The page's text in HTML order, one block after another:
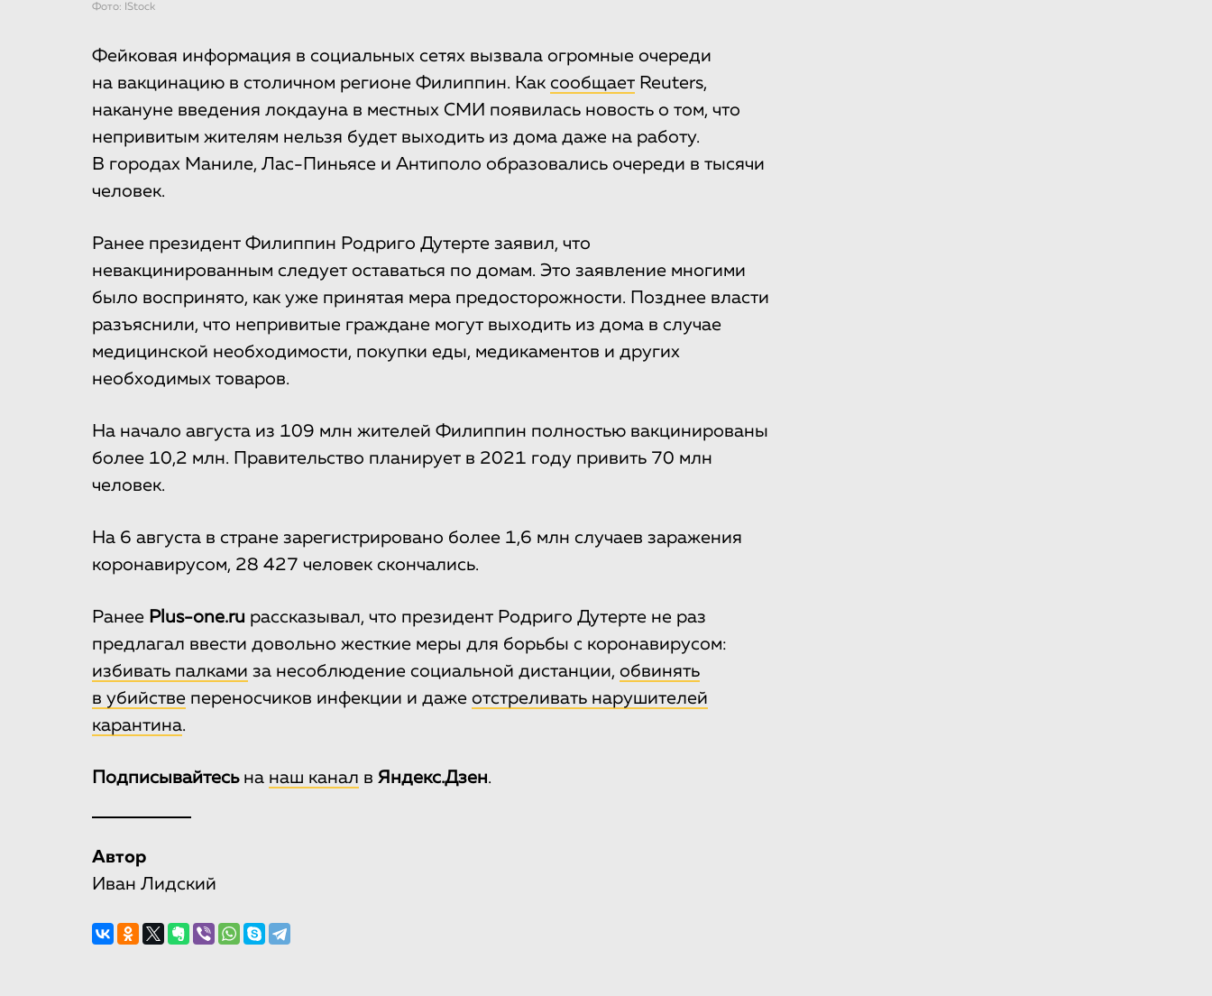
Фото: IStock
Фейковая информация в социальных сетях вызвала огромные очереди
на вакцинацию в столичном регионе Филиппин. Как сообщает Reuters,
накануне введения локдауна в местных СМИ появилась новость о том, что
непривитым жителям нельзя будет выходить из дома даже на работу.
В городах Маниле, Лас-Пиньясе и Антиполо образовались очереди в тысячи
человек.
Ранее президент Филиппин Родриго Дутерте заявил, что
невакцинированным следует оставаться по домам. Это заявление многими
было воспринято, как уже принятая мера предосторожности. Позднее власти
разъяснили, что непривитые граждане могут выходить из дома в случае
медицинской необходимости, покупки еды, медикаментов и других
необходимых товаров.
На начало августа из 109 млн жителей Филиппин полностью вакцинированы
более 10,2 млн. Правительство планирует в 2021 году привить 70 млн
человек.
На 6 августа в стране зарегистрировано более 1,6 млн случаев заражения
коронавирусом, 28 427 человек скончались.
Ранее Рlus-one.ru рассказывал, что президент Родриго Дутерте не раз
предлагал ввести довольно жесткие меры для борьбы с коронавирусом:
избивать палками за несоблюдение социальной дистанции, обвинять
в убийстве переносчиков инфекции и даже отстреливать нарушителей
карантина.
Подписывайтесьна наш канал в Яндекс.Дзен.
Автор
Иван Лидский